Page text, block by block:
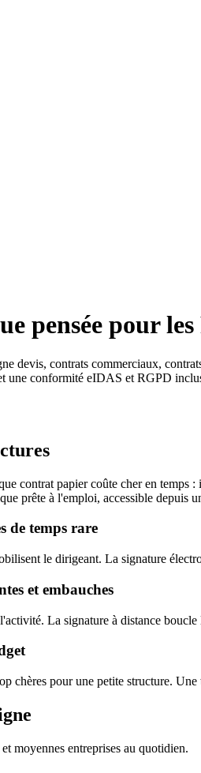
pensée pour
devis, contrats commerciaux,
une conformité eIDAS et RGPD
contrat papier coûte cher en temps
prête à l'emploi, accessible
de temps rare
le dirigeant. La signature
et embauches
La signature à distance
chères pour une petite structure.
moyennes entreprises au quotidien.